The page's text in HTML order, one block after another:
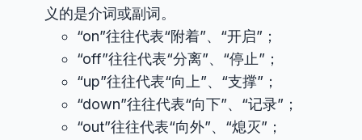
义的是介词或副词。
“on”往往代表“附着”、“开启”；
“off”往往代表“分离”、“停止”；
“up”往往代表“向上”、“支撑”；
“down”往往代表“向下”、“记录”；
“out”往往代表“向外”、“熄灭”；